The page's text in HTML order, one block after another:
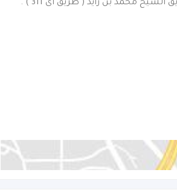
محل سى 070 الطابق الارضى مردف سيتى سنتر طريق الشيخ محمد بن زايد ( طريق اى 311 ) .